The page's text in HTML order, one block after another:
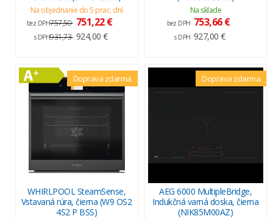
Na objednanie do 5 prac. dní
bez DPH757,50 751,22 €
s DPH931,73 924,00 €
Na sklade
bez DPH 753,66 €
s DPH 927,00 €
Doprava zdarma
WHIRLPOOL SteamSense,
Vstavaná rúra, čierna (W9 OS2
4S2 P BSS)
Doprava zdarma
AEG 6000 MultipleBridge,
Indukčná varná doska, čierna
(NIK85M00AZ)